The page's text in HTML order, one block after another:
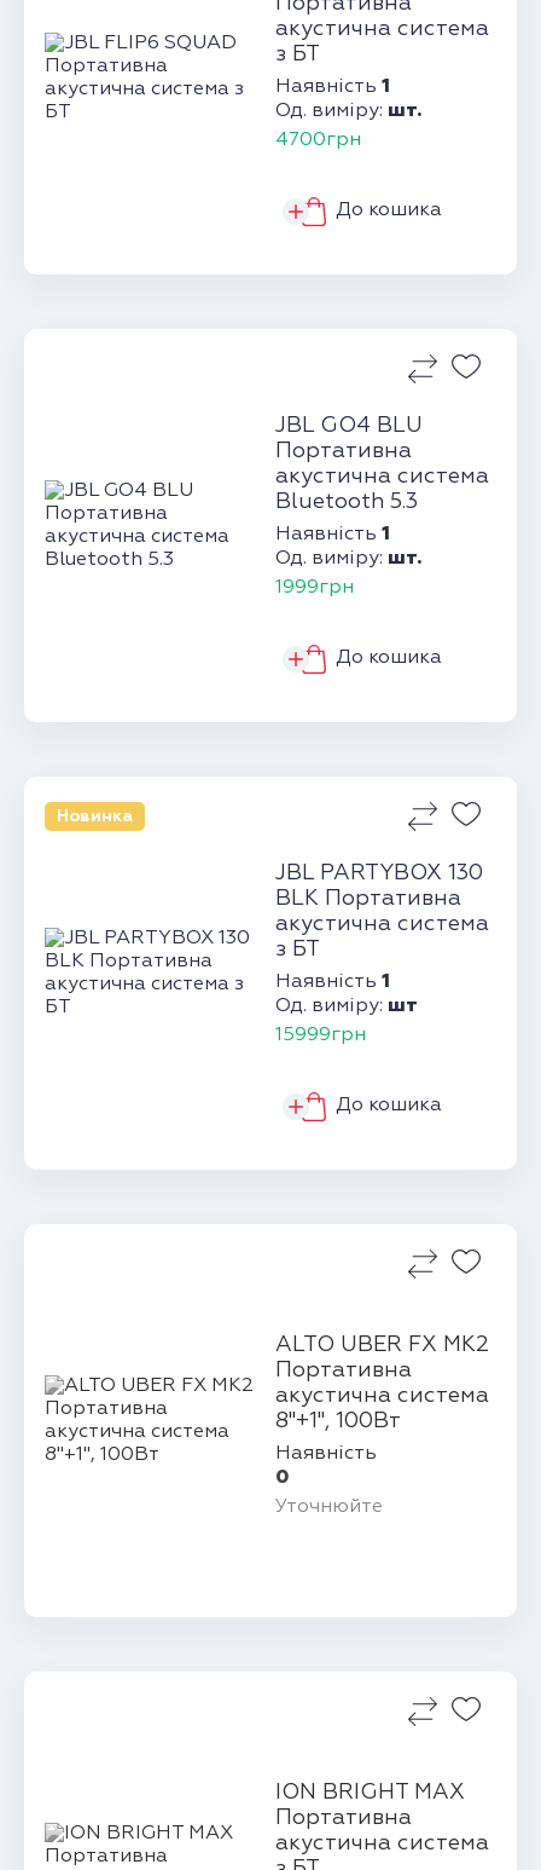
акустична система
з БТ
Наявність 1
Од. виміру: шт.
4700грн
До кошика
JBL GO4 BLU
Портативна
акустична система
Bluetooth 5.3
Наявність 1
Од. виміру: шт.
1999грн
До кошика
Новинка
JBL PARTYBOX 130
BLK Портативна
акустична система
з БТ
Наявність 1
Од. виміру: шт
15999грн
До кошика
ALTO UBER FX MK2
Портативна
акустична система
8"+1", 100Вт
Наявність
0
Уточнюйте
ION BRIGHT MAX
Портативна
акустична система